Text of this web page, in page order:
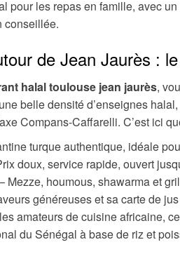
pour les repas en famille, avec
conseillée.
de Jean Jaurès :
halal toulouse jean jaurès,
belle densité d’enseignes
Compans-Caffarelli. C’est ici
turque authentique, idéale
doux, service rapide, ouvert
Mezze, houmous, shawarma et
généreuses et sa carte de
amateurs de cuisine africaine,
du Sénégal à base de riz et